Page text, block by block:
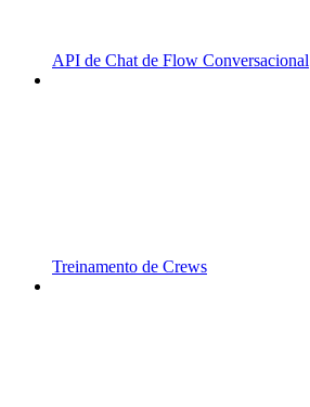
API de Chat de Flow Conversacional
Treinamento de Crews